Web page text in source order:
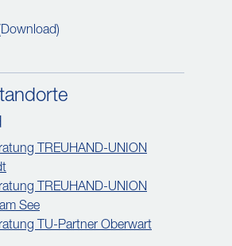
TREUHAND-UNION
TREUHAND-UNION
See
TU-Partner Oberwart